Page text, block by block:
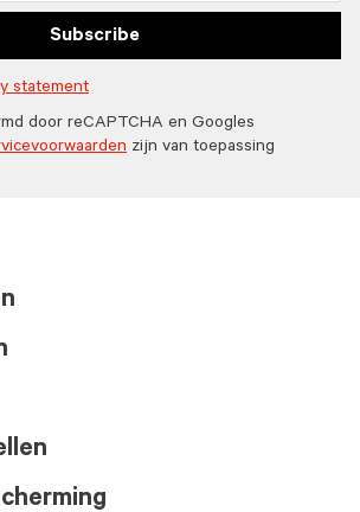
Subscribe
statement
door reCAPTCHA en Googles
zijn van toepassing